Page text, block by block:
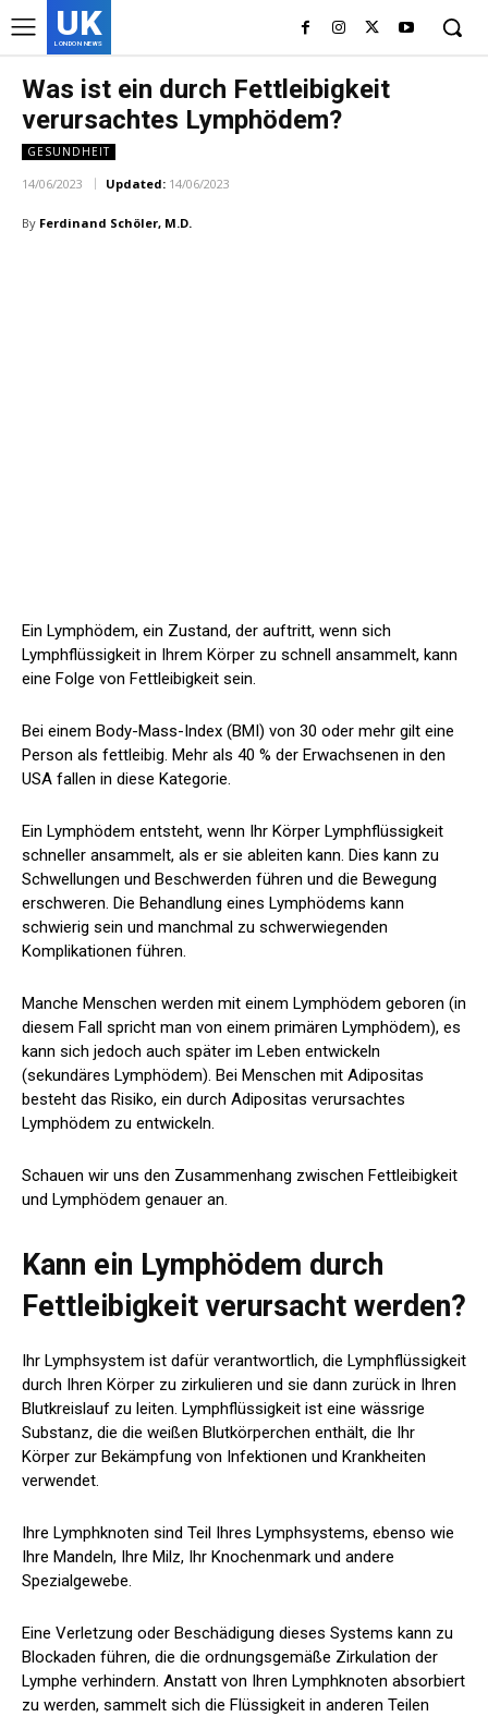
UK
LONDON NEWS
Was ist ein durch Fettleibigkeit
verursachtes Lymphödem?
GESUNDHEIT
14/06/2023 Updated: 14/06/2023
By Ferdinand Schöler, M.D.
Ein Lymphödem, ein Zustand, der auftritt, wenn sich
Lymphflüssigkeit in Ihrem Körper zu schnell ansammelt, kann
eine Folge von Fettleibigkeit sein.
Bei einem Body-Mass-Index (BMI) von 30 oder mehr gilt eine
Person als fettleibig. Mehr als 40 % der Erwachsenen in den
USA fallen in diese Kategorie.
Ein Lymphödem entsteht, wenn Ihr Körper Lymphflüssigkeit
schneller ansammelt, als er sie ableiten kann. Dies kann zu
Schwellungen und Beschwerden führen und die Bewegung
erschweren. Die Behandlung eines Lymphödems kann
schwierig sein und manchmal zu schwerwiegenden
Komplikationen führen.
Manche Menschen werden mit einem Lymphödem geboren (in
diesem Fall spricht man von einem primären Lymphödem), es
kann sich jedoch auch später im Leben entwickeln
(sekundäres Lymphödem). Bei Menschen mit Adipositas
besteht das Risiko, ein durch Adipositas verursachtes
Lymphödem zu entwickeln.
Schauen wir uns den Zusammenhang zwischen Fettleibigkeit
und Lymphödem genauer an.
Kann ein Lymphödem durch
Fettleibigkeit verursacht werden?
Ihr Lymphsystem ist dafür verantwortlich, die Lymphflüssigkeit
durch Ihren Körper zu zirkulieren und sie dann zurück in Ihren
Blutkreislauf zu leiten. Lymphflüssigkeit ist eine wässrige
Substanz, die die weißen Blutkörperchen enthält, die Ihr
Körper zur Bekämpfung von Infektionen und Krankheiten
verwendet.
Ihre Lymphknoten sind Teil Ihres Lymphsystems, ebenso wie
Ihre Mandeln, Ihre Milz, Ihr Knochenmark und andere
Spezialgewebe.
Eine Verletzung oder Beschädigung dieses Systems kann zu
Blockaden führen, die die ordnungsgemäße Zirkulation der
Lymphe verhindern. Anstatt von Ihren Lymphknoten absorbiert
zu werden, sammelt sich die Flüssigkeit in anderen Teilen